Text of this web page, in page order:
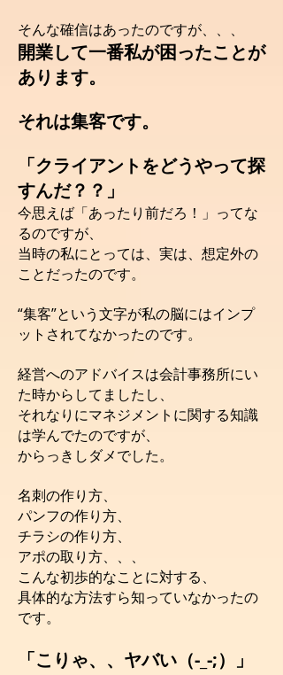
そんな確信はあったのですが、、、
開業して一番私が困ったことが
あります。
それは集客です。
「クライアントをどうやって探
すんだ？？」
今思えば「あったり前だろ！」ってな
るのですが、
当時の私にとっては、実は、想定外の
ことだったのです。
“集客”という文字が私の脳にはインプ
ットされてなかったのです。
経営へのアドバイスは会計事務所にい
た時からしてましたし、
それなりにマネジメントに関する知識
は学んでたのですが、
からっきしダメでした。
名刺の作り方、
パンフの作り方、
チラシの作り方、
アポの取り方、、、
こんな初歩的なことに対する、
具体的な方法すら知っていなかったの
です。
「こりゃ、、ヤバい（-_-;）」